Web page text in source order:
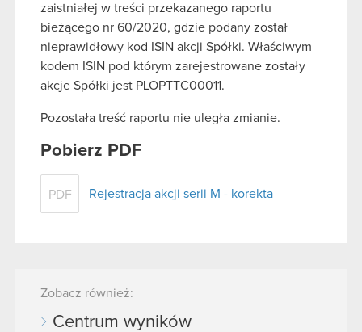
zaistniałej w treści przekazanego raportu
bieżącego nr 60/2020, gdzie podany został
nieprawidłowy kod ISIN akcji Spółki. Właściwym
kodem ISIN pod którym zarejestrowane zostały
akcje Spółki jest PLOPTTC00011.
Pozostała treść raportu nie uległa zmianie.
Pobierz PDF
PDF Rejestracja akcji serii M - korekta
Zobacz również:
Centrum wyników